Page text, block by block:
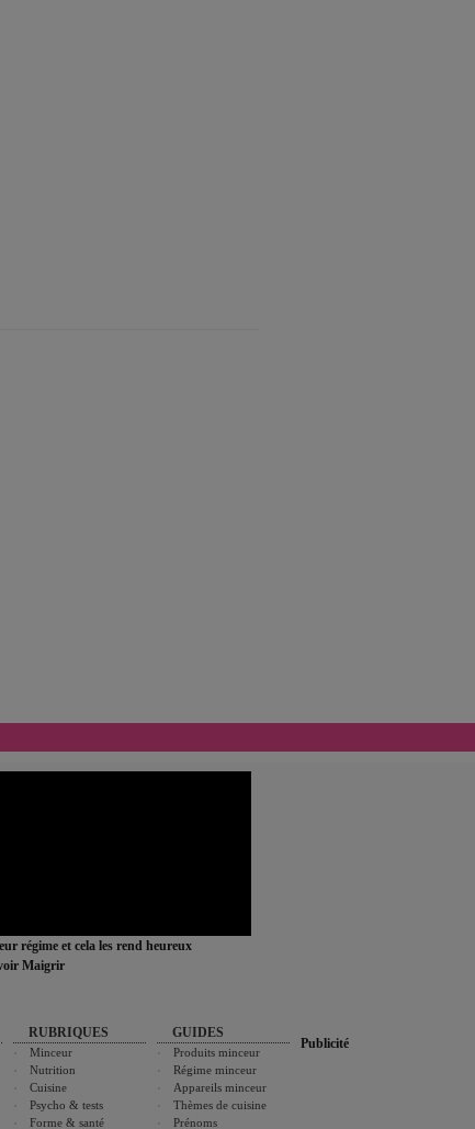
régime et cela les rend heureux
Maigrir
RUBRIQUES
Minceur
Nutrition
Cuisine
Psycho & tests
Forme & santé
GUIDES
Produits minceur
Régime minceur
Appareils minceur
Thèmes de cuisine
Prénoms
Publicité